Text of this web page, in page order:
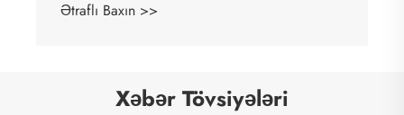
Ətraflı Baxın >>
Xəbər Tövsiyələri